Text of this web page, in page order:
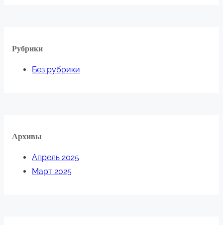
Рубрики
Без рубрики
Архивы
Апрель 2025
Март 2025